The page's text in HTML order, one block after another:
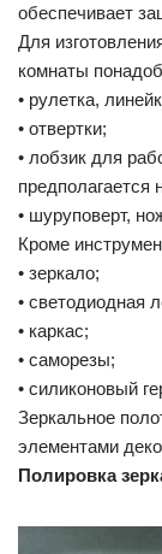
обеспечивает
Для
комнаты
• рулетка,
• отвертки;
• лобзик для
предполагается
• шуруповерт,
Кроме
• зеркало;
• светодиодная
• каркас;
• саморезы;
• силиконовый
Зеркальное
элементами
Полировка